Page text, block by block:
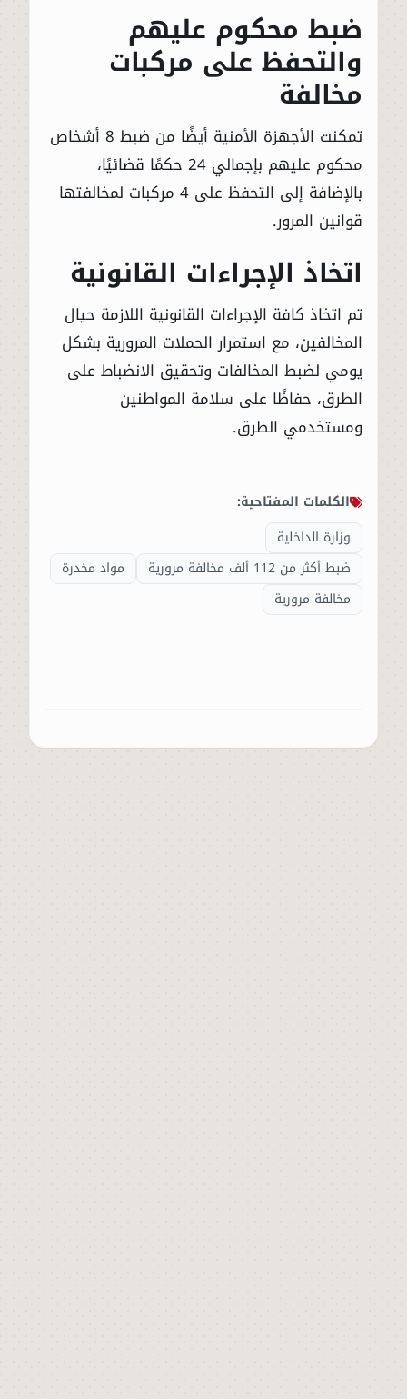
ضبط محكوم عليهم
والتحفظ على مركبات
مخالفة
تمكنت الأجهزة الأمنية أيضًا من ضبط 8 أشخاص
محكوم عليهم بإجمالي 24 حكمًا قضائيًا،
بالإضافة إلى التحفظ على 4 مركبات لمخالفتها
قوانين المرور.
اتخاذ الإجراءات القانونية
تم اتخاذ كافة الإجراءات القانونية اللازمة حيال
المخالفين، مع استمرار الحملات المرورية بشكل
يومي لضبط المخالفات وتحقيق الانضباط على
الطرق، حفاظًا على سلامة المواطنين
ومستخدمي الطرق.
الكلمات المفتاحية:
وزارة الداخلية
ضبط أكثر من 112 ألف مخالفة مرورية
مواد مخدرة
مخالفة مرورية